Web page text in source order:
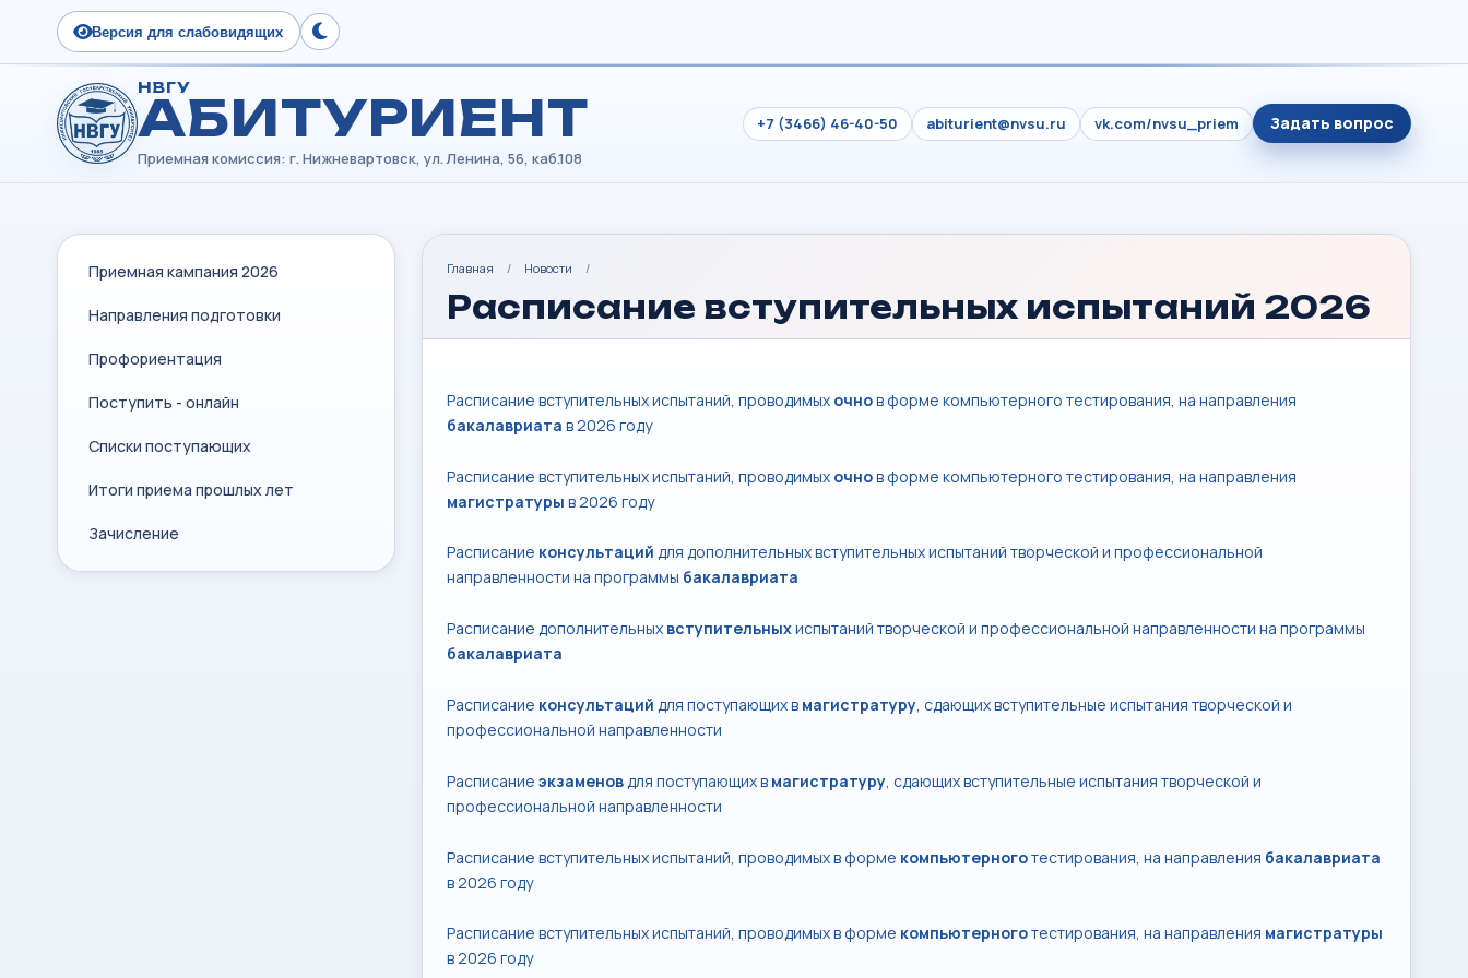
Версия для слабовидящих Сменить тему
НВГУ
АБИТУРИЕНТ +7 (3466) 46-40-50 abiturient@nvsu.ru vk.com/nvsu_priem Задать вопрос
Приемная кампания 2026
Направления подготовки
Профориентация
Поступить - онлайн
Списки поступающих
Итоги приема прошлых лет
Зачисление
Главная / Новости /
Расписание вступительных испытаний 2026
Расписание вступительных испытаний, проводимых очнов форме компьютерного тестирования, на направления
бакалавриата в 2026 году
Расписание вступительных испытаний, проводимых очнов форме компьютерного тестирования, на направления
магистратуры в 2026 году
Расписание консультаций для дополнительных вступительных испытаний творческой и профессиональной
направленности на программы бакалавриата
Расписание дополнительных вступительныхиспытаний творческой и профессиональной направленности на программы
бакалавриата
Расписание консультаций для поступающих в магистратуру, сдающих вступительные испытания творческой и
профессиональной направленности
Расписание экзаменов для поступающих в магистратуру , сдающих вступительные испытания творческой и
профессиональной направленности
Расписание вступительных испытаний, проводимых в форме компьютерноготестирования, на направления бакалавриата
в 2026 году
Расписание вступительных испытаний, проводимых в форме компьютерноготестирования, на направления магистратуры
в 2026 году